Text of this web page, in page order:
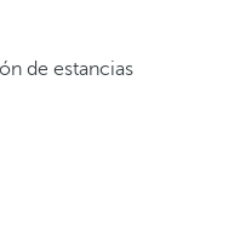
de estancias